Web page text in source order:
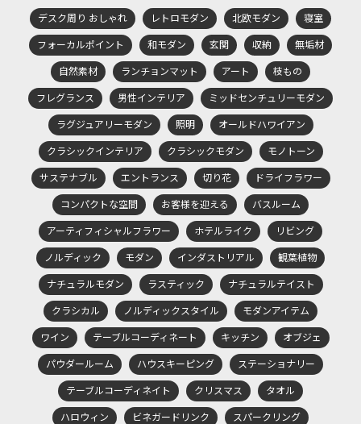
デスク周り おしゃれ レトロモダン 北欧モダン
寝室
フォーカルポイント
和モダン 玄関 収納
無垢材
自然素材
ランチョンマット アート
枝もの
フレグランス
男性インテリア
ミッドセンチュリーモダン
ラグジュアリーモダン
照明
オールドハワイアン
クラシックインテリア
クラシックモダン
モノトーン
サステナブル
エントランス 切り花
ドライフラワー
コンパクトな空間
お客様を迎える
バスルーム
アーティフィシャルフラワー
ホテルライク
リビング
ノルディック
モダン インダストリアル
観葉植物
ナチュラルモダン
ラスティック
ナチュラルテイスト
クラシカル
ノルディックスタイル
モダンアイテム
ワイン
テーブルコーディネート キッチン
オブジェ
パウダールーム
ハウスキーピング
ステーショナリー
テーブルコーディネイト
クリスマス
タオル
ハロウィン
ビネガードリンク
スパークリング